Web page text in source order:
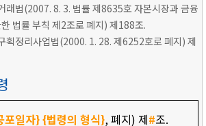
래법(2007. 8. 3. 법률 제8635호 자본시장과 금융
법률 부칙 제2조로 폐지) 제188조.
획정리사업법(2000. 1. 28. 제6252호로 폐지) 제
포일자}{법령의 형식}, 폐지) 제#조.